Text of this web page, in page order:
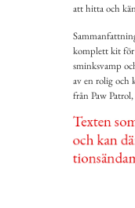
att hitta och
komplett kit för
sminksvamp
av en rolig och
från Paw